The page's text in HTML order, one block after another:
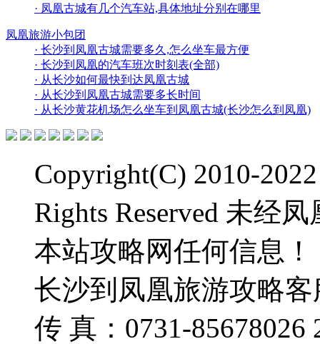
· 凤凰古城有几个汽车站,具体地址分别在哪里
凤凰旅游小包团
· 长沙到凤凰古城需要多久,怎么坐车最方便
· 长沙到凤凰的汽车班次时刻表(全部)
· 从长沙如何最快到达凤凰古城
· 从长沙到凤凰古城需要多长时间
· 从长沙黄花机场怎么坐车到凤凰古城(长沙怎么到凤凰)
Copyright(C) 2010-
Rights Reserved 未经
本站攻略网任何信息！
长沙到凤凰旅游攻略客
传 真：0731-